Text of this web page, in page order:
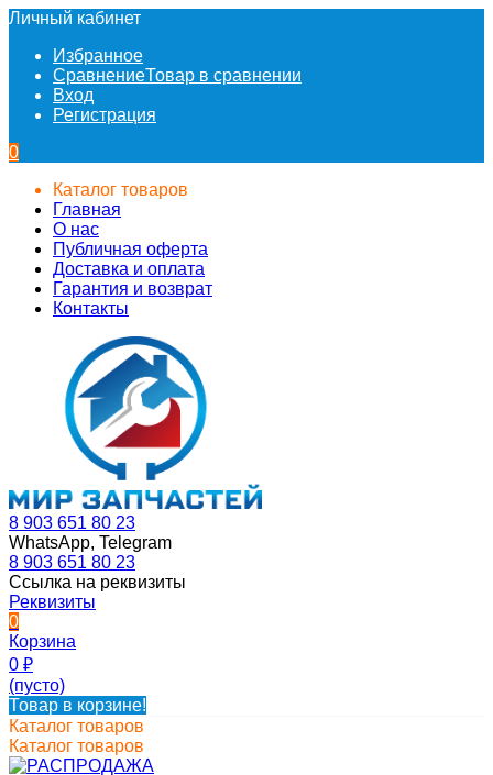
Личный кабинет
Избранное
СравнениеТовар в сравнении
Вход
Регистрация
0
Каталог товаров
Главная
О нас
Публичная оферта
Доставка и оплата
Гарантия и возврат
Контакты
8 903 651 80 23
WhatsApp, Telegram
8 903 651 80 23
Ссылка на реквизиты
Реквизиты
0
Корзина
0 ₽
(пусто)
Товар в корзине!
Каталог товаров
Каталог товаров